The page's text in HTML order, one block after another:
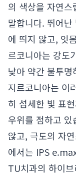
의 색상을 자연
말합니다. 뛰어
에 띄지 않고, 잇
르코니아는 강도
낮아 약간 불투
지르코니아는 이
히 섬세한 빛 표
우위를 점하고
않고, 극도의 자
에서는 IPS
TU치과의 하이